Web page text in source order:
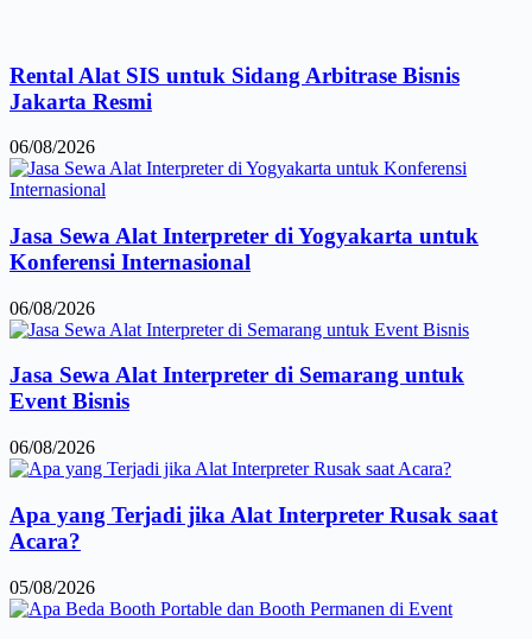
Rental Alat SIS untuk Sidang Arbitrase Bisnis
Jakarta Resmi
06/08/2026
Jasa Sewa Alat Interpreter di Yogyakarta untuk
Konferensi Internasional
06/08/2026
Jasa Sewa Alat Interpreter di Semarang untuk
Event Bisnis
06/08/2026
Apa yang Terjadi jika Alat Interpreter Rusak saat
Acara?
05/08/2026